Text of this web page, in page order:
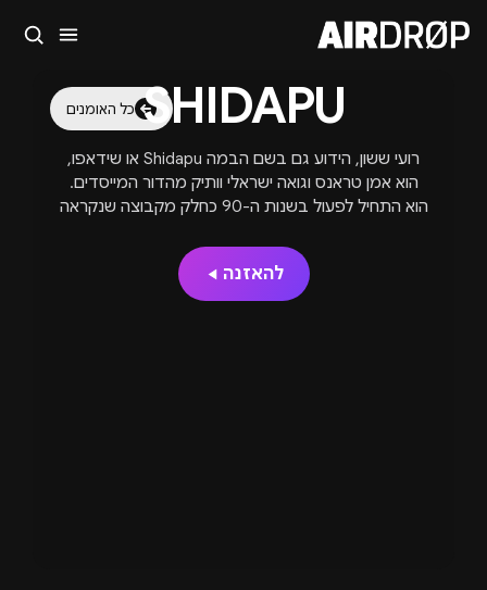
כל האומנים SHIDAPU
רועי ששון, הידוע גם בשם הבמה Shidapu או שידאפו,
הוא אמן טראנס וגואה ישראלי וותיק מהדור המייסדים.
הוא התחיל לפעול בשנות ה-90 כחלק מקבוצה שנקראה
מסתורי, עמוק, מלא באווירה פסיכדלית. שידאפו תרם
טראקים לאוספים מרכזיים, הופיע בבמות גדולות בארץ
ובעולם, וממשיך ליצור ולחדש עם חומר חדש לצד שמירה
להאזנה
סגור
🔥בקרוב
טיפ: אפשר להקליד שם אומן, עיר, תאריך או שם חג.